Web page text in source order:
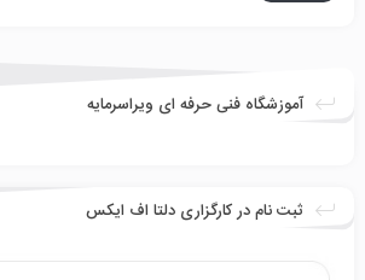
آموزشگاه فنی حرفه ای ویراسرمایه
ثبت نام در کارگزاری دلتا اف ایکس